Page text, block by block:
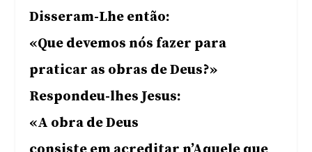
Disseram-Lhe então:
«Que devemos nós fazer para
praticar as obras de Deus?»
Respondeu-lhes Jesus:
«A obra de Deus